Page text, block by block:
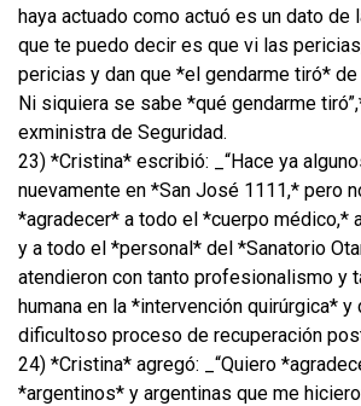
haya actuado como actuó es un dato de
que te puedo decir es que vi las
pericias y dan que *el gendarme tiró*
Ni siquiera se sabe *qué gendarme
exministra de Seguridad.
23) *Cristina* escribió: _“Hace ya
nuevamente en *San José 1111,* pero
*agradecer* a todo el *cuerpo médico,*
y a todo el *personal* del *Sanatorio
atendieron con tanto profesionalismo y
humana en la *intervención quirúrgica* y
dificultoso proceso de recuperación
24) *Cristina* agregó: _“Quiero
*argentinos* y argentinas que me